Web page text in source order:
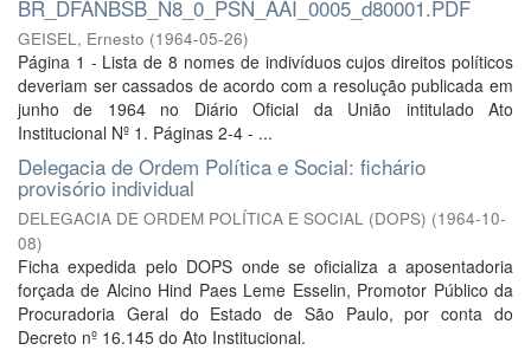
BR_DFANBSB_N8_0_PSN_AAI_0005_d80001.PDF
GEISEL, Ernesto (1964-05-26)
Página 1 - Lista de 8 nomes de indivíduos cujos direitos políticos
deveriam ser cassados de acordo com a resolução publicada em
junho de 1964 no Diário Oficial da União intitulado Ato
Institucional Nº 1. Páginas 2-4 - ...
Delegacia de Ordem Política e Social: fichário
provisório individual
DELEGACIA DE ORDEM POLÍTICA E SOCIAL (DOPS) (1964-10-
08)
Ficha expedida pelo DOPS onde se oficializa a aposentadoria
forçada de Alcino Hind Paes Leme Esselin, Promotor Público da
Procuradoria Geral do Estado de São Paulo, por conta do
Decreto nº 16.145 do Ato Institucional.